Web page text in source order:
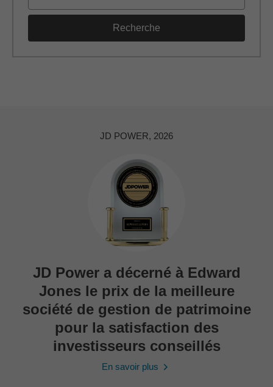
Recherche
JD POWER, 2026
JD Power a décerné à Edward
Jones le prix de la meilleure
société de gestion de patrimoine
pour la satisfaction des
investisseurs conseillés
En savoir plus